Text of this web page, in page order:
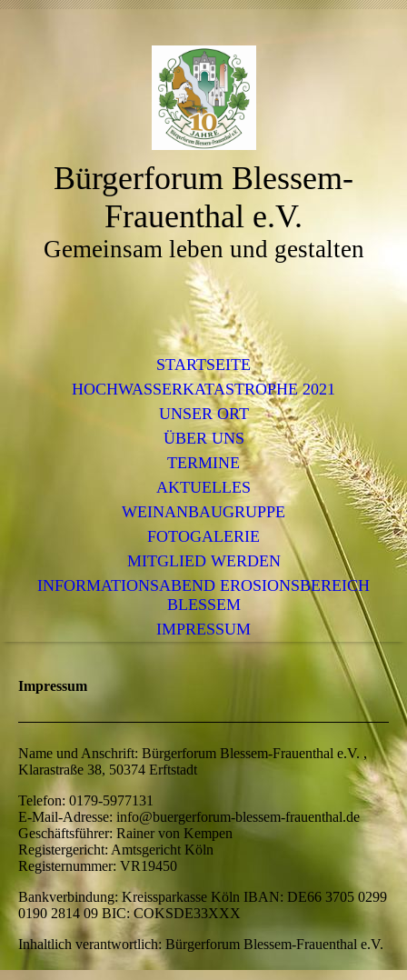
Bürgerforum Blessem-
Frauenthal e.V.
Gemeinsam leben und gestalten
STARTSEITE
HOCHWASSERKATASTROPHE 2021
UNSER ORT
ÜBER UNS
TERMINE
AKTUELLES
WEINANBAUGRUPPE
FOTOGALERIE
MITGLIED WERDEN
INFORMATIONSABEND EROSIONSBEREICH
BLESSEM
IMPRESSUM
Impressum
Name und Anschrift: Bürgerforum Blessem-Frauenthal e.V. ,
Klarastraße 38, 50374 Erftstadt
Telefon: 0179-5977131
E-Mail-Adresse: info@buergerforum-blessem-frauenthal.de
Geschäftsführer: Rainer von Kempen
Registergericht: Amtsgericht Köln
Registernummer: VR19450
Bankverbindung: Kreissparkasse Köln IBAN: DE66 3705 0299
0190 2814 09 BIC: COKSDE33XXX
Inhaltlich verantwortlich: Bürgerforum Blessem-Frauenthal e.V.